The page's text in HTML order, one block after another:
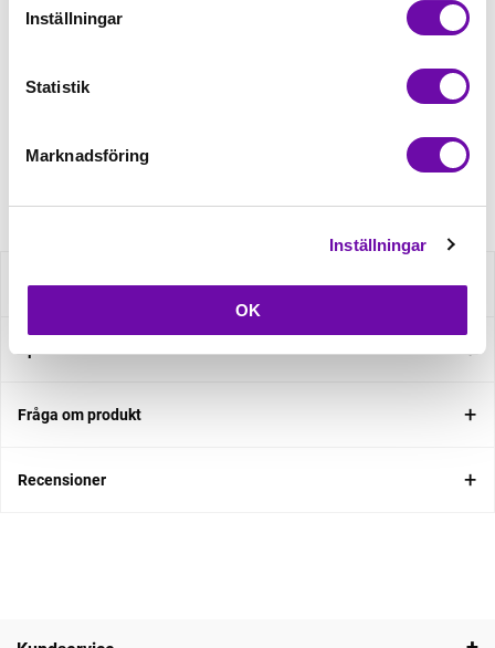
Inställningar
Statistik
Marknadsföring
Inställningar
OK
Beställningsvara
Beskrivning
Specifikation
Fråga om produkt
Recensioner